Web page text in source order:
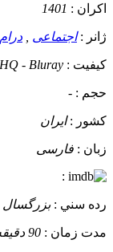
اکران : 1401
ژانر :اجتماعی درام
کيفيت : - Bluray
حجم : -
کشور :ایران
زبان : فارسی
:
رده سني :بزرگسال
مدت زمان : 90 دقیقه